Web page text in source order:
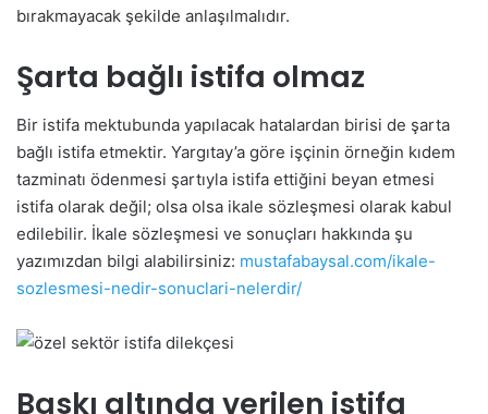
bırakmayacak şekilde anlaşılmalıdır.
Şarta bağlı istifa olmaz
Bir istifa mektubunda yapılacak hatalardan birisi de şarta
bağlı istifa etmektir. Yargıtay’a göre işçinin örneğin kıdem
tazminatı ödenmesi şartıyla istifa ettiğini beyan etmesi
istifa olarak değil; olsa olsa ikale sözleşmesi olarak kabul
edilebilir. İkale sözleşmesi ve sonuçları hakkında şu
yazımızdan bilgi alabilirsiniz: mustafabaysal.com/ikale-
sozlesmesi-nedir-sonuclari-nelerdir/
Baskı altında verilen istifa